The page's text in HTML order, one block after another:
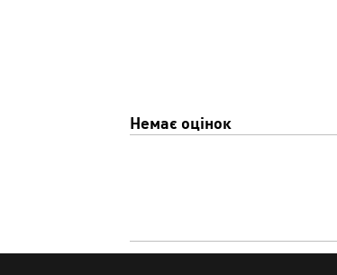
Немає оцінок